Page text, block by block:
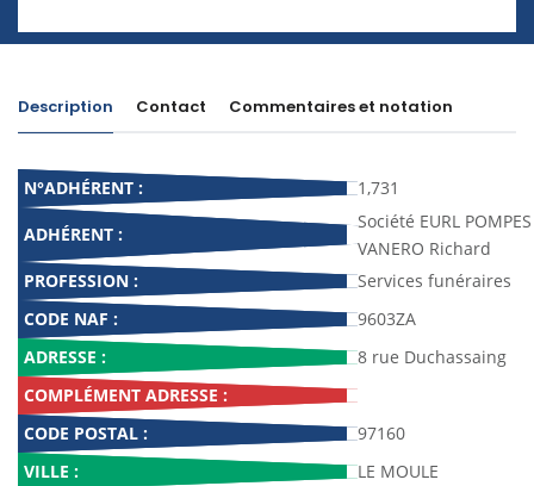
Description Contact Commentaires et notation
N°ADHÉRENT : 1,731
ADHÉRENT :
Société EURL
VANERO Richard
PROFESSION :
Services funéraires
CODE NAF :
9603ZA
ADRESSE :
8 rue Duchassaing
COMPLÉMENT ADRESSE :
CODE POSTAL :
97160
VILLE :
LE MOULE